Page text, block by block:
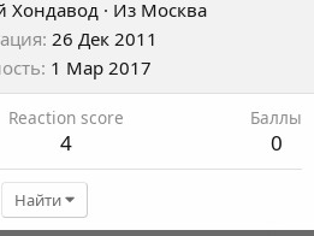
· Из Москва
26 Дек 2011
1 Мар 2017
Reaction score
4
Баллы
0
Найти